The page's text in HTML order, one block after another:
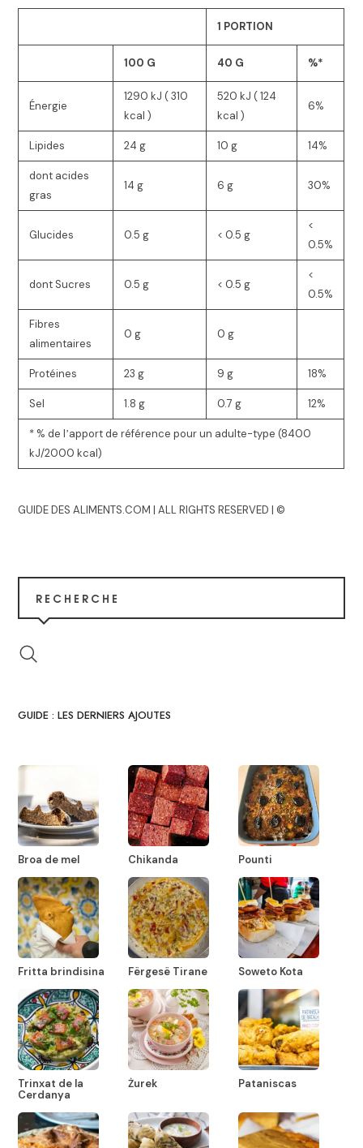
1 PORTION
100 G 40 G %*
Énergie
1290 kJ ( 310
kcal )
520 kJ ( 124
kcal )
6%
Lipides 24 g 10 g 14%
dont acides
gras
14 g 6 g 30%
Glucides 0.5 g < 0.5 g
<
0.5%
dont Sucres 0.5 g < 0.5 g
<
0.5%
Fibres
alimentaires
0 g 0 g
Protéines 23 g 9 g 18%
Sel 1.8 g 0.7 g 12%
* % de lʼapport de référence pour un adulte-type (8400
kJ/2000 kcal)
GUIDE DES ALIMENTS.COM | ALL RIGHTS RESERVED | ©
RECHERCHE
GUIDE : LES DERNIERS AJOUTES
Broa de mel Chikanda Pounti
Fritta brindisina Fërgesë Tirane Soweto Kota
Trinxat de la
Cerdanya
Żurek Pataniscas